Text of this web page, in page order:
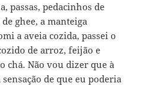
passas, pedacinhos de
ghee, a manteiga
a aveia cozida, passei o
de arroz, feijão e
chá. Não vou dizer que à
de que eu poderia